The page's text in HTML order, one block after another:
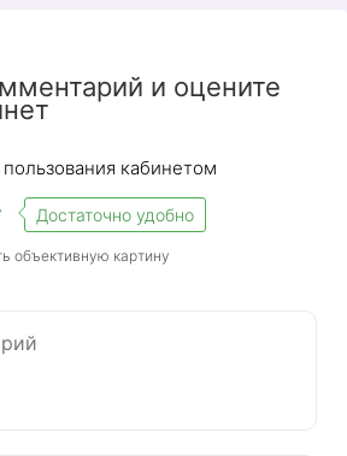
и оцените
кабинетом
Достаточно удобно
объективную картину